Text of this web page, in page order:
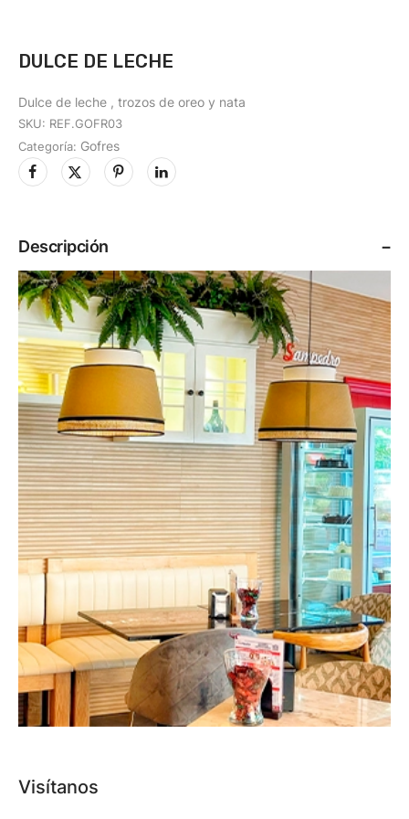
DULCE DE LECHE
Dulce de leche , trozos de oreo y nata
SKU: REF.GOFR03
Categoría: Gofres
Descripción
Visítanos